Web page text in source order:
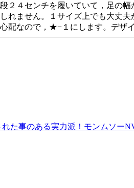
２４センチを履いていて，足の
れません。１サイズ上でも大丈
配なので，★−１にします。デザ
た事のある実力派！モンムソー